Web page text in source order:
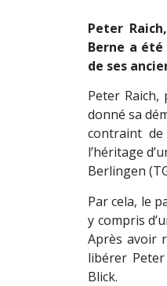
Peter
Berne a
de ses
Peter
donné sa
contraint
l’héritage
Berlingen
Par cela, le
y compris
Après avoir
libérer
Blick.